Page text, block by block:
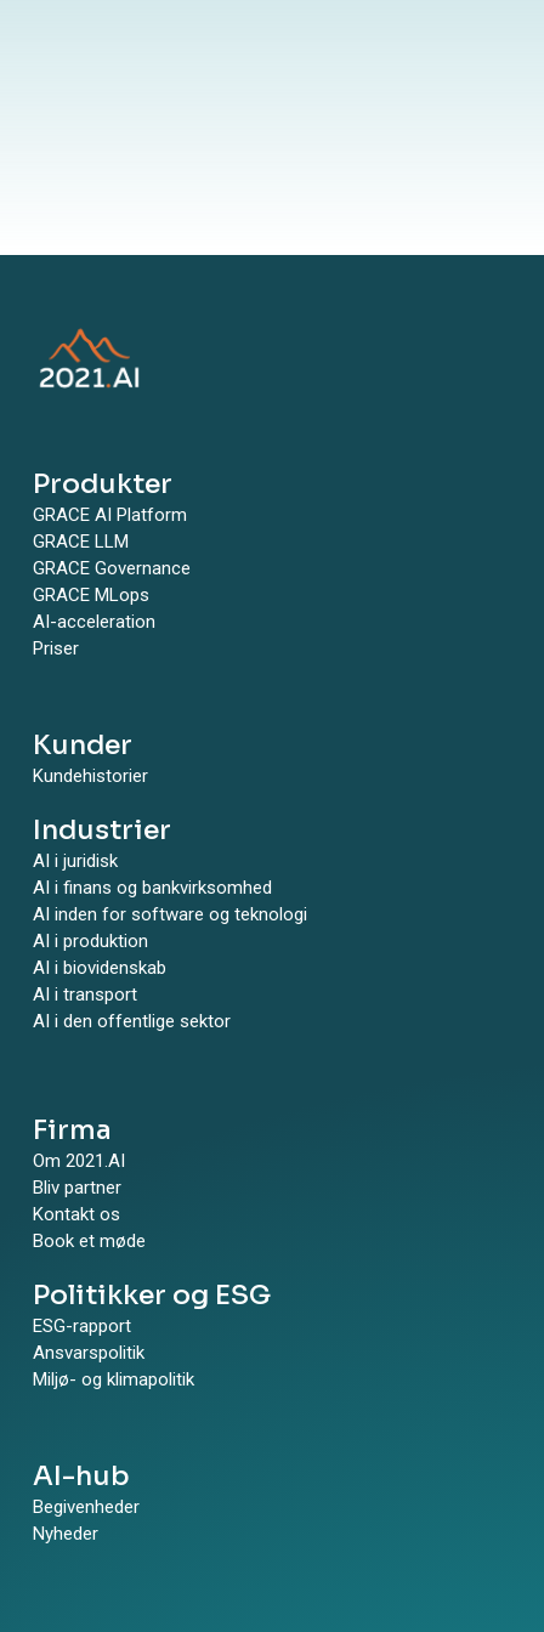
Produkter
GRACE AI Platform
GRACE LLM
GRACE Governance
GRACE MLops
AI-acceleration
Priser
Kunder
Kundehistorier
Industrier
AI i juridisk
AI i finans og bankvirksomhed
AI inden for software og teknologi
AI i produktion
AI i biovidenskab
AI i transport
AI i den offentlige sektor
Firma
Om 2021.AI
Bliv partner
Kontakt os
Book et møde
Politikker og ESG
ESG-rapport
Ansvarspolitik
Miljø- og klimapolitik
AI-hub
Begivenheder
Nyheder